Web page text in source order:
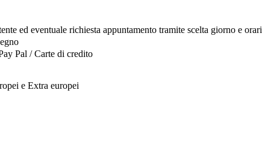
ed eventuale richiesta appuntamento tramite scelta giorno e orari
Pal / Carte di credito
e Extra europei